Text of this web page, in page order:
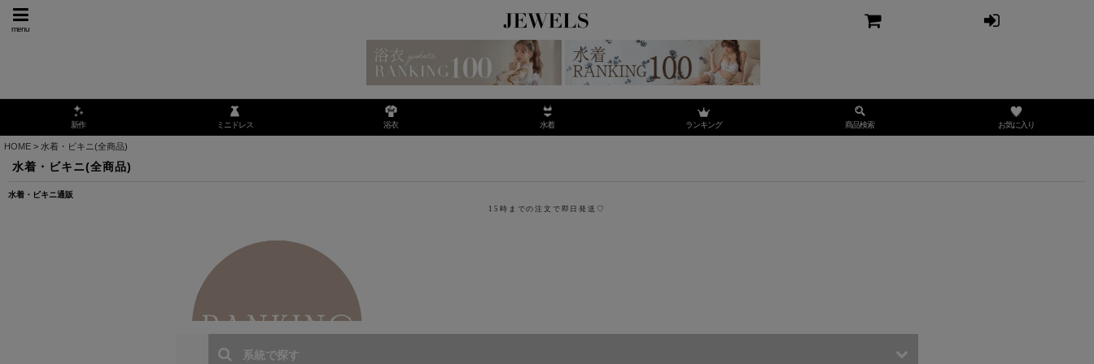
menu
新作 ミニドレス 浴衣 水着 ランキング 商品検索 お気に入り
HOME > 水着・ビキニ(全商品)
水着・ビキニ(全商品)
水着・ビキニ通販